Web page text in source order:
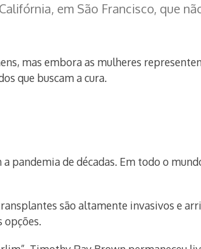
em São Francisco, que
mas embora as mulheres
que buscam a cura.
pandemia de décadas. Em todo o
são altamente invasivos e
opções.